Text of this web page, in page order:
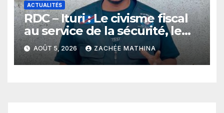
ACTUALITÉS
RDC – Ituri : Le civisme fiscal
au service de la sécurité, le
plaidoyer fort du jeune leader
Dieume Mutumwa à
Mambasa
AOÛT 5, 2026 ZACHÉE MATHINA